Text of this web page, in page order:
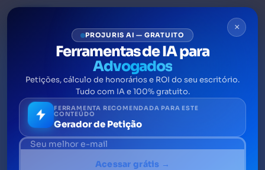
Servidão de passagem: o
que é e a diferença do
direito de passagem forçada
Entenda tudo sobre a servidão de passagem:
×
PROJURIS AI — GRATUITO
Ferramentas de IA para
Advogados
Petições, cálculo de honorários e ROI do seu escritório.
Tudo com IA e 100% gratuito.
FERRAMENTA RECOMENDADA PARA ESTE
CONTEÚDO
Gerador de Petição
Acessar grátis →